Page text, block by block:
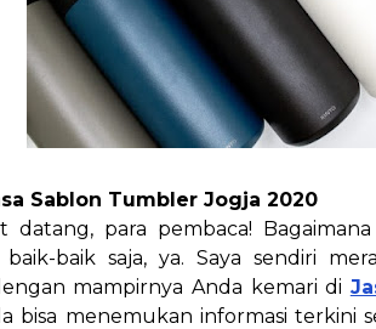
Sablon Tumbler Jogja 2020
datang, para pembaca!
baik-baik saja, ya. Saya sendiri
mampirnya Anda kemari di
bisa menemukan informasi terkini